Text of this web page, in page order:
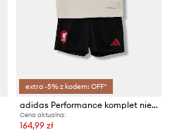
extra -5% z kodem: OFF*
adidas Performance komplet niemowlęcy LFC
Cena aktualna:
164,99 zł